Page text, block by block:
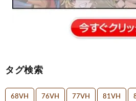
タグ検索
68VH 76VH 77VH 81VH